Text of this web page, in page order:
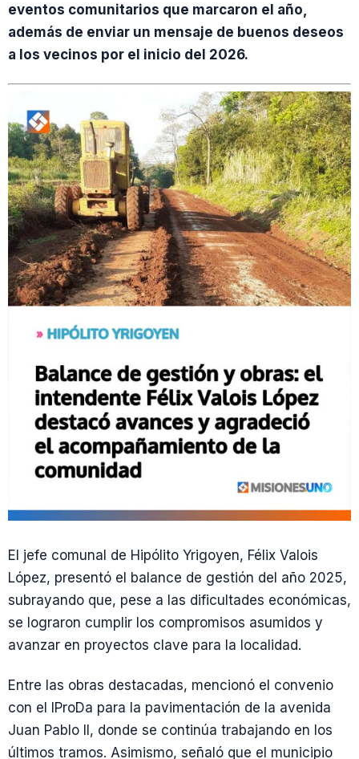
eventos comunitarios que marcaron el año,
además de enviar un mensaje de buenos deseos
a los vecinos por el inicio del 2026.
El jefe comunal de Hipólito Yrigoyen, Félix Valois
López, presentó el balance de gestión del año 2025,
subrayando que, pese a las dificultades económicas,
se lograron cumplir los compromisos asumidos y
avanzar en proyectos clave para la localidad.
Entre las obras destacadas, mencionó el convenio
con el IProDa para la pavimentación de la avenida
Juan Pablo II, donde se continúa trabajando en los
últimos tramos. Asimismo, señaló que el municipio